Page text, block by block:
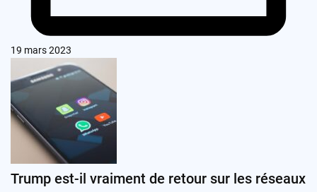
19 mars 2023
Trump est-il vraiment de retour sur les réseaux